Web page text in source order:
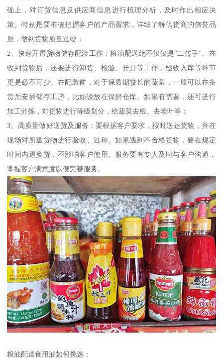
础上，对订货信息及供应商信息进行梳理分析，及时作出相应决
策。特别是要准确把握客户的产品需求，详细了解供货商的信誉品
质，做到货物质量过硬；
2、快速开展货物储存配装工作：粮油配送绝不仅仅是“二传手”。在
收到货物后，还要进行卸货、检验、开具等工作，验收入库等环节
更是必不可少。在配装前，对于保质期较长的蔬菜，一般可以在备
货后安插储存工序，比如说放在保鲜仓库。如果有需要，还可进行
加工分拣，对货物进行等级划分，给蔬菜去根、去老叶等；
3、高质量做好送货及服务：要根据客户要求，按时送达货物，并在
现场对所送货物进行验收、过称。如果遇到不合格货物，要在规定
时间内退换货，不影响客户使用。服务要有专人及时与客户沟通，
掌握客户满意度以便完善服务。
粮油配送食用油如何挑选：